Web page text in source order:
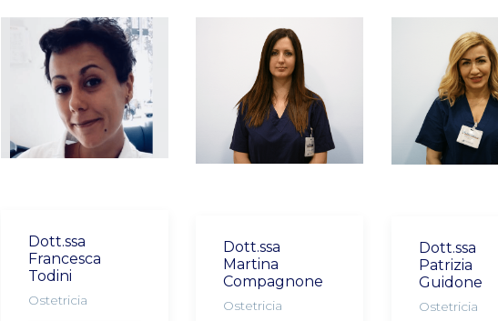
Dott.ssa
Francesca
Todini
Ostetricia
Dott.ssa
Martina
Compagnone
Ostetricia
Dott.ssa
Patrizia
Guidone
Ostetricia